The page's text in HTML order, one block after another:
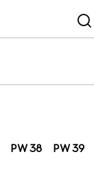
PW 38 PW 39